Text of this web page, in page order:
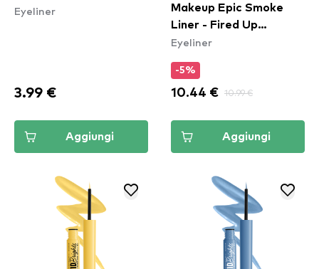
Eyeliner
3.99 €
Aggiungi
Makeup Epic Smoke
Liner - Fired Up
(ESL05)
Eyeliner
-5%
10.44 € 10.99 €
Aggiungi